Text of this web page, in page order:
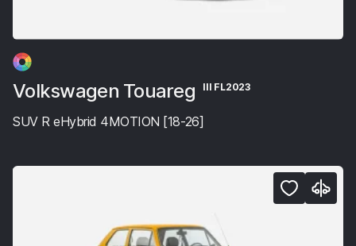
Volkswagen Touareg III FL2023
SUV R eHybrid 4MOTION [18-26]